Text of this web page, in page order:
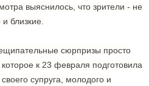
выяснилось, что зрители - не
близкие.
сюрпризы просто
к 23 февраля подготовила
супруга, молодого и